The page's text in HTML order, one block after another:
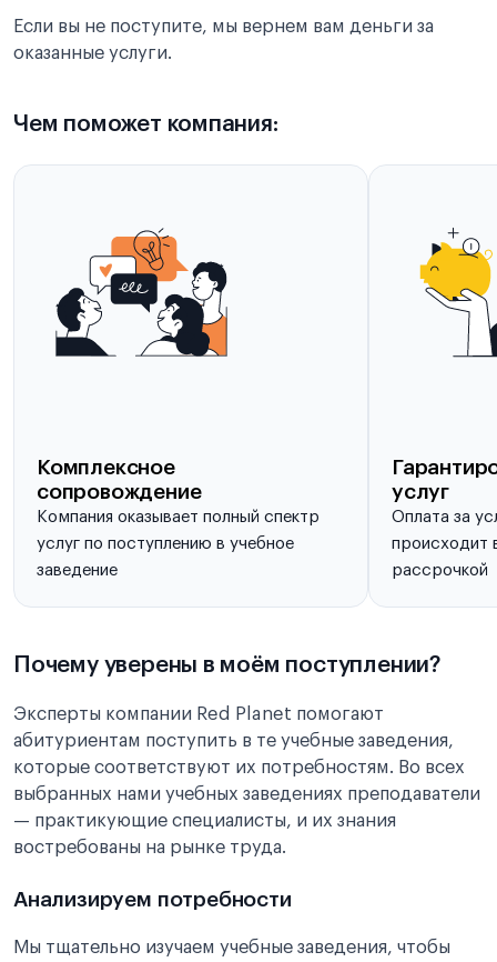
Если вы не поступите, мы вернем вам деньги за
оказанные услуги.
Чем поможет компания:
Комплексное
сопровождение
Компания оказывает полный спектр
услуг по поступлению в учебное
заведение
услуг
Оплата за
происходит
рассрочкой
Почему уверены в моём поступлении?
Эксперты компании Red Planet помогают
абитуриентам поступить в те учебные заведения,
которые соответствуют их потребностям. Во всех
выбранных нами учебных заведениях преподаватели
— практикующие специалисты, и их знания
востребованы на рынке труда.
Анализируем потребности
Мы тщательно изучаем учебные заведения, чтобы